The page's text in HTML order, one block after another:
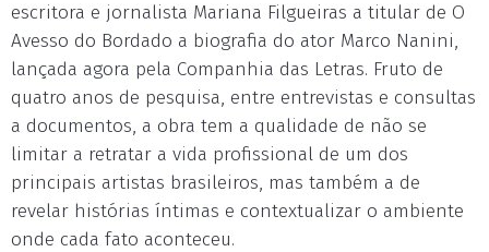
escritora e jornalista Mariana Filgueiras a titular de O
Avesso do Bordado a biografia do ator Marco Nanini,
lançada agora pela Companhia das Letras. Fruto de
quatro anos de pesquisa, entre entrevistas e consultas
a documentos, a obra tem a qualidade de não se
limitar a retratar a vida profissional de um dos
principais artistas brasileiros, mas também a de
revelar histórias íntimas e contextualizar o ambiente
onde cada fato aconteceu.